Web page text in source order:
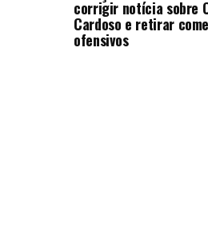
corrigir notícia sobre
Cardoso e retirar
ofensivos